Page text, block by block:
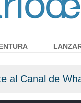
al Canal de